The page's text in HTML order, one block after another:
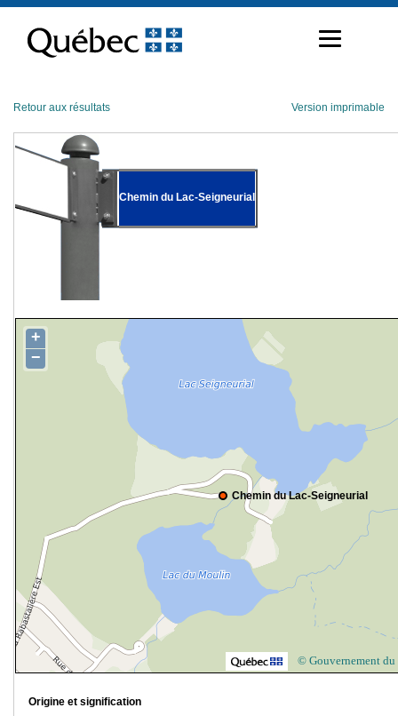
contenu
Retour aux résultats Version imprimable
Chemin du Lac-Seigneurial
Chemin du Lac-Seigneurial
+
−
© Gouvernement du
Origine et signification